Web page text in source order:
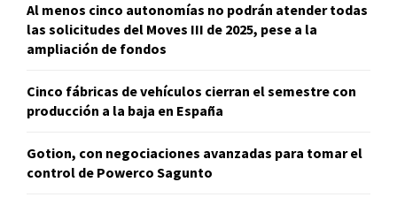
Al menos cinco autonomías no podrán atender todas
las solicitudes del Moves III de 2025, pese a la
ampliación de fondos
Cinco fábricas de vehículos cierran el semestre con
producción a la baja en España
Gotion, con negociaciones avanzadas para tomar el
control de Powerco Sagunto